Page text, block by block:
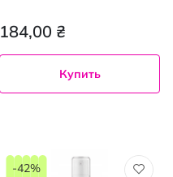
184,00 ₴
Купить
-42%